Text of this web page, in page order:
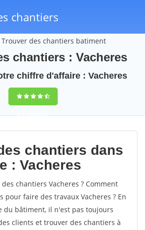
chantiers
Trouver des chantiers batiment
chantiers : Vacheres
chiffre d'affaire : Vacheres
9,5(100%)41
votes
chantiers dans
: Vacheres
chantiers Vacheres ? Comment
pour faire des travaux Vacheres ? En
du bâtiment, il n'est pas toujours
clients et trouver des chantiers à